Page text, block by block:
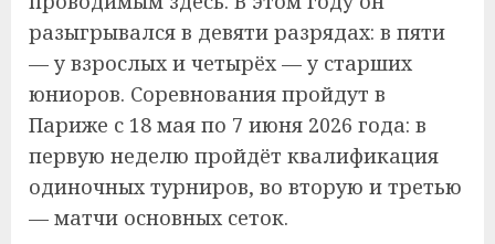
разыгрывался в девяти разрядах: в пяти
— у взрослых и четырёх — у старших
юниоров. Соревнования пройдут в
Париже с 18 мая по 7 июня 2026 года: в
первую неделю пройдёт квалификация
одиночных турниров, во вторую и третью
— матчи основных сеток.